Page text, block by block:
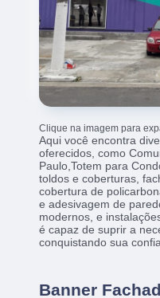
Clique na imagem para
Aqui você encontra
oferecidos, como
Paulo,Totem para
toldos e coberturas,
cobertura de
e adesivagem de
modernos, e
é capaz de suprir a
conquistando sua
Banner